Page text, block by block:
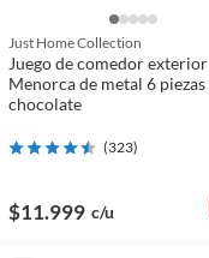
Just Home Collection
Juego de comedor exterior
Menorca de metal 6 piezas
chocolate
(323)
$11.999 c/u